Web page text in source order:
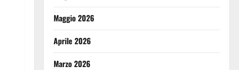
Maggio 2026
Aprile 2026
Marzo 2026